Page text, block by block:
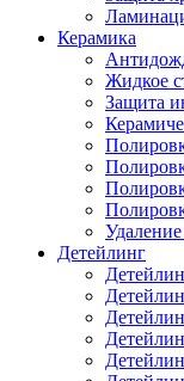
Керамика
Жидкое
Защита
Детейлинг